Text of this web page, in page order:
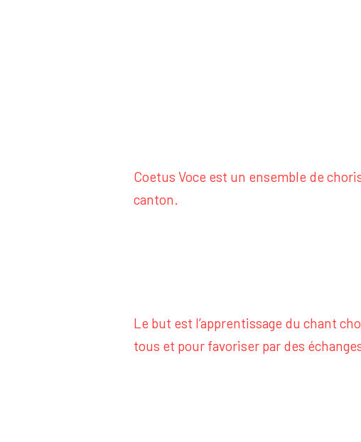
Coetus Voce est un ensemble de
canton.
Le but est l’apprentissage du chant
tous et pour favoriser par des